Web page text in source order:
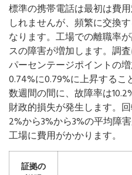
標準の携帯電話は最初は費
しれませんが、頻繁に交換
なります。工場での離職率
スの障害が増加します。調
パーセンテージポイントの
0.74%に0.79%に上昇する
数週間の間に、故障率は
財政的損失が発生します。
2%から3%から3%の平均障
工場に費用がかかります。
証拠の